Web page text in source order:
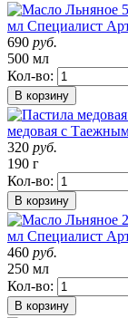
мл Специалист
690 руб.
500 мл
Кол-во:
В корзину
медовая с
320 руб.
190 г
Кол-во:
В корзину
мл Специалист
460 руб.
250 мл
Кол-во:
В корзину